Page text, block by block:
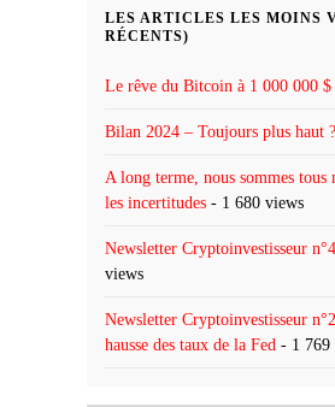
LES ARTICLES LES MOINS
RÉCENTS)
Le rêve du Bitcoin à 1 000 000 $
Bilan 2024 – Toujours plus haut ?
A long terme, nous sommes
les incertitudes - 1 680 views
Newsletter Cryptoinvestisseur
views
Newsletter Cryptoinvestisseur
hausse des taux de la Fed - 1 769